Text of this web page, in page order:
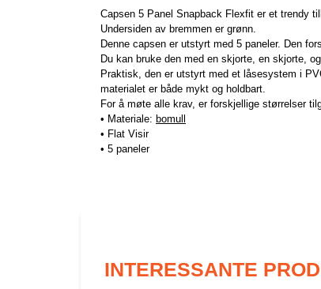
Capsen 5 Panel Snapback Flexfit er et trendy
Undersiden av bremmen er grønn.
Denne capsen er utstyrt med 5 paneler. Den
Du kan bruke den med en skjorte, en skjorte,
Praktisk, den er utstyrt med et låsesystem i
materialet er både mykt og holdbart.
For å møte alle krav, er forskjellige størrelser
• Materiale: bomull
• Flat Visir
• 5 paneler
INTERESSANTE